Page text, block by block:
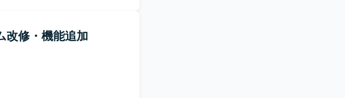
しながら自律的に動ける方、ド
ましいです。 【ポジシ
、業務知識とWebアプリケーシ
・保守まで一気通貫で関われ
リプレイス対応など、レガシー
改修・機能追加